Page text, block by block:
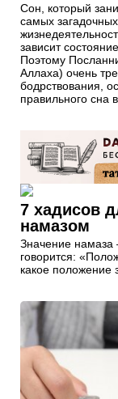
Сон, который
самых
зависит
Поэтому
Аллаха) очень
бодрствования,
правильного сна
7 хадисов
намазом
Значение намаза
говорится:
какое положение